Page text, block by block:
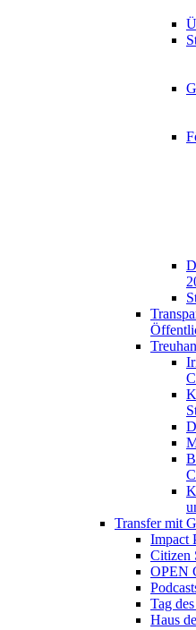
Transfer mit
Impact
Citizen
OPEN
Tag
Haus